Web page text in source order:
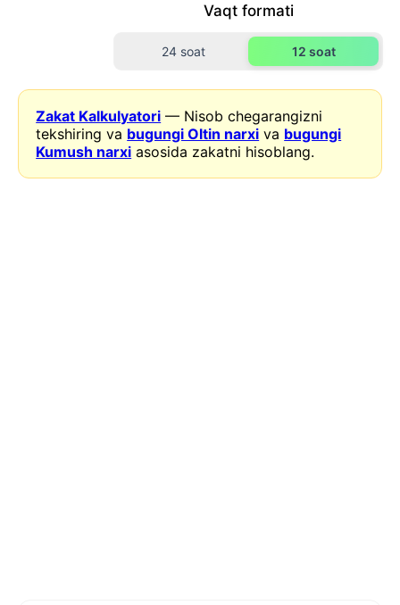
Vaqt formati
24 soat 12 soat
Zakat Kalkulyatori — Nisob chegarangizni
tekshiring va bugungi Oltin narxi va bugungi
Kumush narxi asosida zakatni hisoblang.